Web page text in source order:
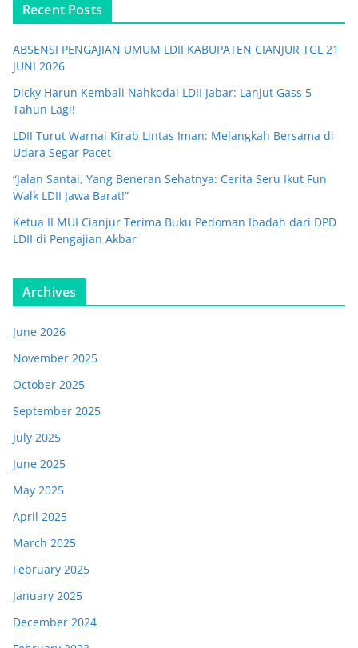
Recent Posts
ABSENSI PENGAJIAN UMUM LDII KABUPATEN CIANJUR TGL 21
JUNI 2026
Dicky Harun Kembali Nahkodai LDII Jabar: Lanjut Gass 5
Tahun Lagi!
LDII Turut Warnai Kirab Lintas Iman: Melangkah Bersama di
Udara Segar Pacet
“Jalan Santai, Yang Beneran Sehatnya: Cerita Seru Ikut Fun
Walk LDII Jawa Barat!”
Ketua II MUI Cianjur Terima Buku Pedoman Ibadah dari DPD
LDII di Pengajian Akbar
Archives
June 2026
November 2025
October 2025
September 2025
July 2025
June 2025
May 2025
April 2025
March 2025
February 2025
January 2025
December 2024